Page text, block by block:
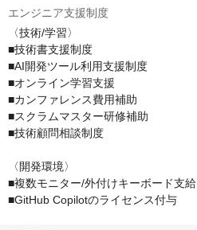
エンジニア支援制度
〈技術/学習〉
■技術書支援制度
■AI開発ツール利用支援制度
■オンライン学習支援
■カンファレンス費用補助
■スクラムマスター研修補助
■技術顧問相談制度
〈開発環境〉
■複数モニター/外付けキーボード支給
■GitHub Copilotのライセンス付与